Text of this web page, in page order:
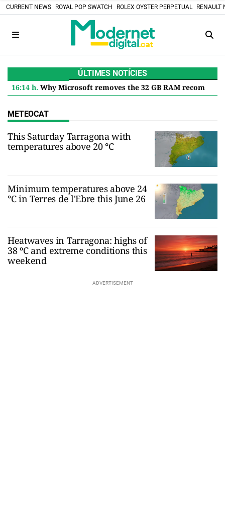
CURRENT NEWS ROYAL POP SWATCH ROLEX OYSTER PERPETUAL RENAULT
ÚLTIMES NOTÍCIES
16:14 h. Why Microsoft removes the 32 GB RAM recommendation for Windows 11 and what it means for you
METEOCAT
This Saturday Tarragona with
temperatures above 20 °C
Minimum temperatures above 24
°C in Terres de l'Ebre this June 26
Heatwaves in Tarragona: highs of
38 ºC and extreme conditions this
weekend